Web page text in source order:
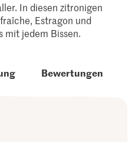
In diesen zitronigen
Estragon und
mit jedem Bissen.
Bewertungen